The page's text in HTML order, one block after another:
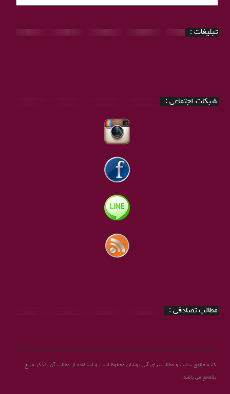
بندی
تبلیغات :
شبکات اجتماعی :
مطالب تصادفی :
کلیه حقوق سایت و مطالب برای آبی پوشان محفوظ است و استفاده از مطالب آن با ذکر منبع
بلامانع می باشد .